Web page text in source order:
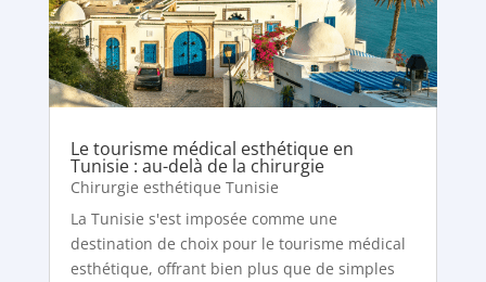
Le tourisme médical esthétique en
Tunisie : au-delà de la chirurgie
Chirurgie esthétique Tunisie
La Tunisie s'est imposée comme une
destination de choix pour le tourisme médical
esthétique, offrant bien plus que de simples